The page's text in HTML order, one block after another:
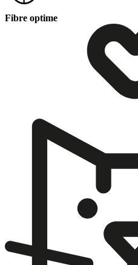
Fibre optime